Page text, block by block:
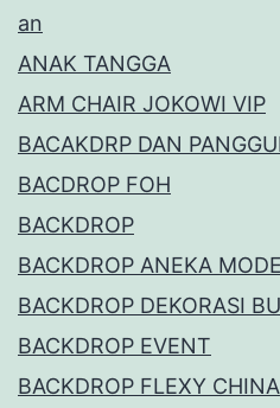
an
ANAK TANGGA
ARM CHAIR JOKOWI VIP
BACAKDRP DAN
BACDROP FOH
BACKDROP
BACKDROP ANEKA
BACKDROP DEKORASI
BACKDROP EVENT
BACKDROP FLEXY CHINA